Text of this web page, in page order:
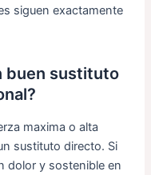
siguen exactamente
buen sustituto
maxima o alta
sustituto directo. Si
dolor y sostenible en